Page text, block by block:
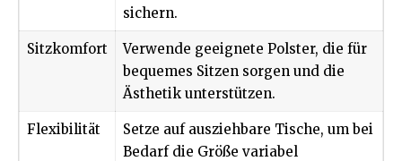
sichern.
Sitzkomfort
Verwende geeignete Polster, die für
bequemes Sitzen sorgen und die
Ästhetik unterstützen.
Flexibilität
Setze auf ausziehbare Tische, um bei
Bedarf die Größe variabel